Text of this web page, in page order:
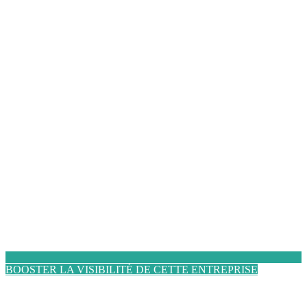
BOOSTER LA VISIBILITÉ DE CETTE ENTREPRISE